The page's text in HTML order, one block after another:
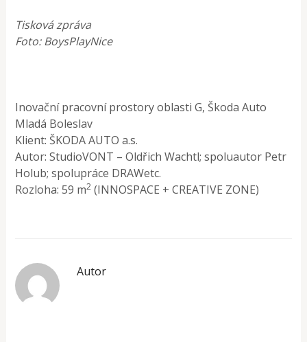
Tisková zpráva
Foto: BoysPlayNice
Inovační pracovní prostory oblasti G, Škoda Auto
Mladá Boleslav
Klient: ŠKODA AUTO a.s.
Autor: StudioVONT – Oldřich Wachtl; spoluautor Petr
Holub; spolupráce DRAWetc.
Rozloha: 59 m2 (INNOSPACE + CREATIVE ZONE)
Autor